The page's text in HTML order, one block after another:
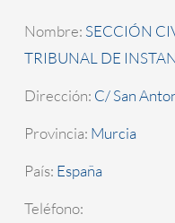
Nombre: SECCIÓN
TRIBUNAL DE
Dirección: C/ San
Provincia: Murcia
País: España
Teléfono: